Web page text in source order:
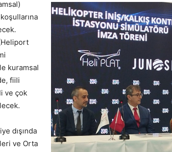
kuramsal
fiili
ve çok
dışında
ve Orta